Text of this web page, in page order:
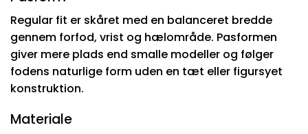
Regular fit er skåret med en balanceret bredde
gennem forfod, vrist og hælområde. Pasformen
giver mere plads end smalle modeller og følger
fodens naturlige form uden en tæt eller figursyet
konstruktion.
Materiale